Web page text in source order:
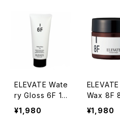
ELEVATE Wate
ry Gloss 6F 15
0ｇ
¥1,980
Wax 8F
¥1,980